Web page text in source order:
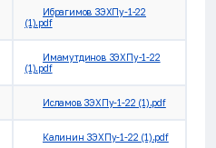
Ибрагимов ЗЭХПу-1-22
(1).pdf
Имамутдинов ЗЭХПу-1-22
(1).pdf
Исламов ЗЭХПу-1-22 (1).pdf
Калинин ЗЭХПу-1-22 (1).pdf